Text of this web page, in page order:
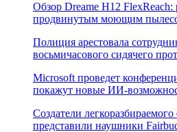
Обзор Dreame H12
продвинутым моющим
Полиция арестовала
восьмичасового сидячего
Microsoft проведет
покажут новые ИИ-
Создатели
представили наушники